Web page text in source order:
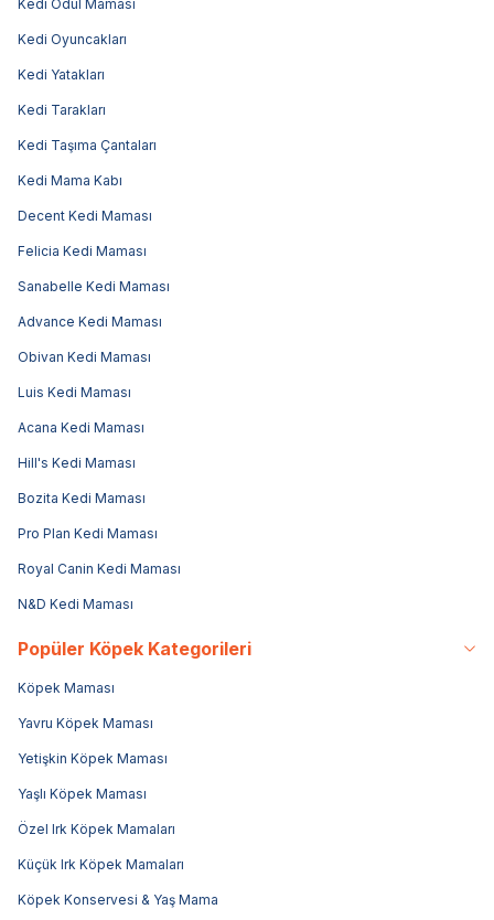
Kedi Ödül Maması
Kedi Oyuncakları
Kedi Yatakları
Kedi Tarakları
Kedi Taşıma Çantaları
Kedi Mama Kabı
Decent Kedi Maması
Felicia Kedi Maması
Sanabelle Kedi Maması
Advance Kedi Maması
Obivan Kedi Maması
Luis Kedi Maması
Acana Kedi Maması
Hill's Kedi Maması
Bozita Kedi Maması
Pro Plan Kedi Maması
Royal Canin Kedi Maması
N&D Kedi Maması
Popüler Köpek Kategorileri
Köpek Maması
Yavru Köpek Maması
Yetişkin Köpek Maması
Yaşlı Köpek Maması
Özel Irk Köpek Mamaları
Küçük Irk Köpek Mamaları
Köpek Konservesi & Yaş Mama